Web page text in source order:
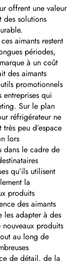
offrent une valeur
des solutions
aimants restent
périodes,
à un coût
des aimants
promotionnels
qui
Sur le plan
réfrigérateur ne
peu d’espace
lors
dans le cadre de
qu’ils utilisent
la
produits
des aimants
les adapter à des
produits
au long de
de détail, de la